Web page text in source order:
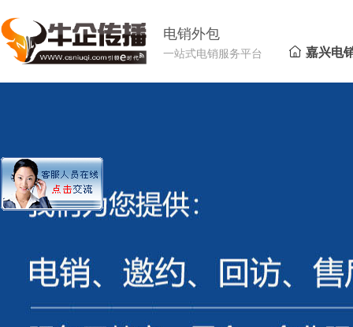
电销外包
一站式电销服务平台 嘉兴电